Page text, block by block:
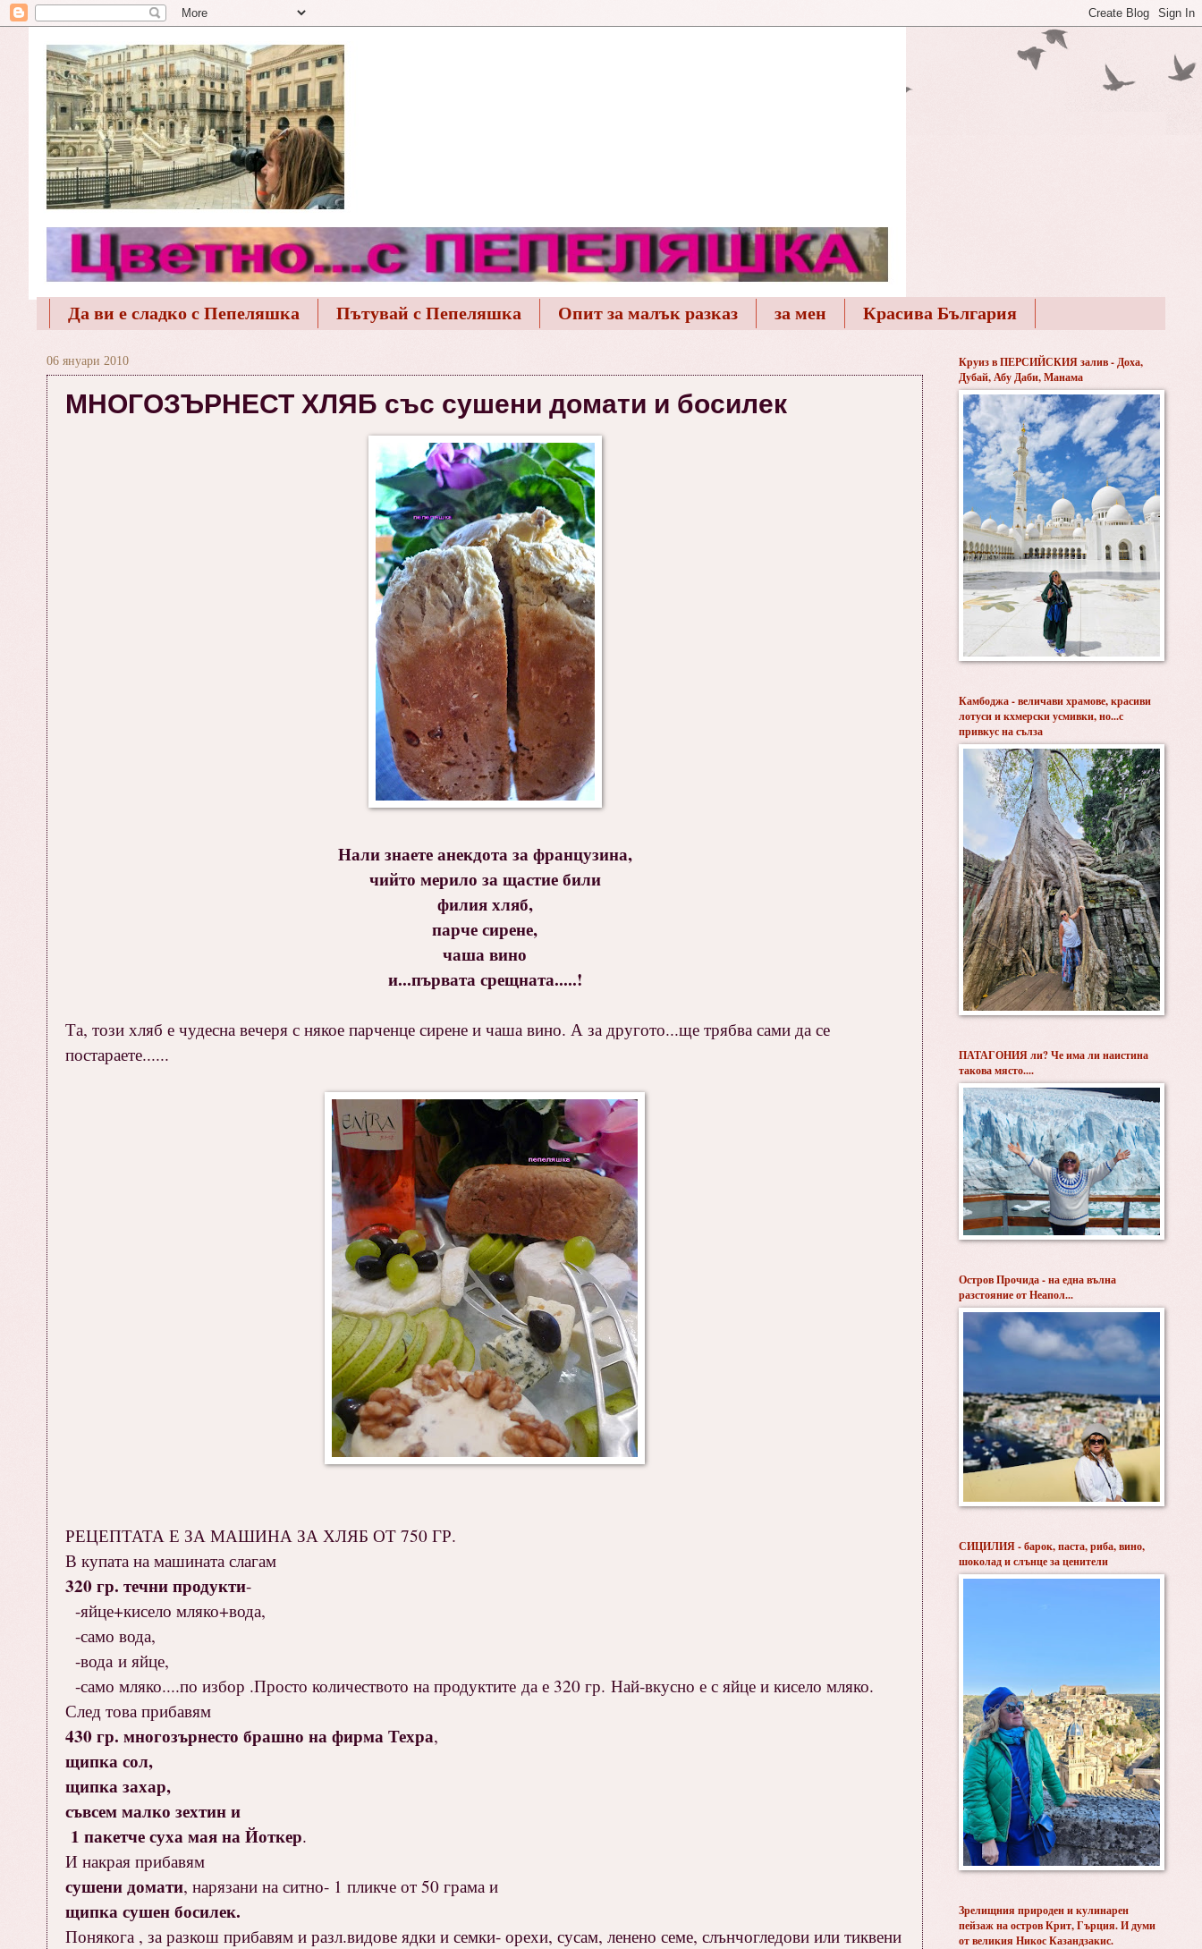
Да ви е сладко с Пепеляшка Пътувай с Пепеляшка Опит за малък разказ за мен Красива България
06 януари 2010
МНОГОЗЪРНЕСТ ХЛЯБ със сушени домати и босилек
Нали знаете анекдота за французина,
чийто мерило за щастие били
филия хляб,
парче сирене,
чаша вино
и...първата срещната.....!
Та, този хляб е чудесна вечеря с някое парченце сирене и чаша вино. А за другото...ще трябва сами да се
постараете......
РЕЦЕПТАТА Е ЗА МАШИНА ЗА ХЛЯБ ОТ 750 ГР.
В купата на машината слагам
320 гр. течни продукти-
-яйце+кисело мляко+вода,
-само вода,
-вода и яйце,
-само мляко....по избор .Просто количеството на продуктите да е 320 гр. Най-вкусно е с яйце и кисело мляко.
След това прибавям
430 гр. многозърнесто брашно на фирма Техра,
щипка сол,
щипка захар,
съвсем малко зехтин и
1 пакетче суха мая на Йоткер.
И накрая прибавям
сушени домати, нарязани на ситно- 1 пликче от 50 грама и
щипка сушен босилек.
Понякога , за разкош прибавям и разл.видове ядки и семки- орехи, сусам, ленено семе, слънчогледови или тиквени
Круиз в ПЕРСИЙСКИЯ залив - Доха,
Дубай, Абу Даби, Манама
Камбоджа - величави храмове, красиви
лотуси и кхмерски усмивки, но...с
привкус на сълза
ПАТАГОНИЯ ли? Че има ли наистина
такова място....
Остров Прочида - на една вълна
разстояние от Неапол...
СИЦИЛИЯ - барок, паста, риба, вино,
шоколад и слънце за ценители
Зрелищния природен и кулинарен
пейзаж на остров Крит, Гърция. И думи
от великия Никос Казандзакис.